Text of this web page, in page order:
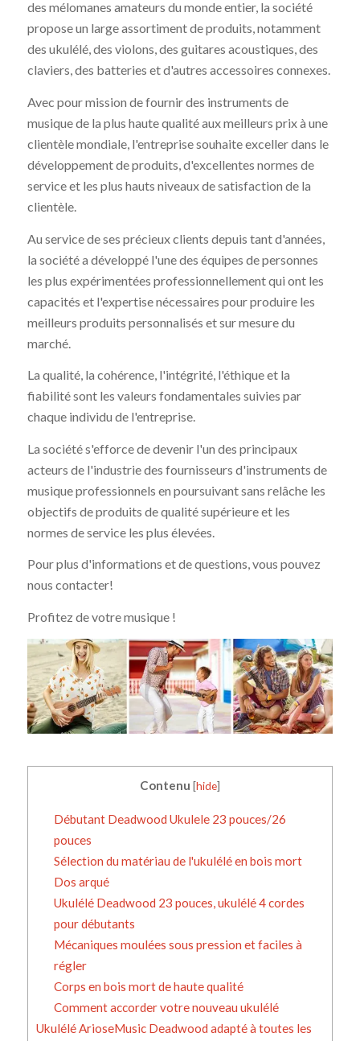
des mélomanes amateurs du monde entier, la société
propose un large assortiment de produits, notamment
des ukulélé, des violons, des guitares acoustiques, des
claviers, des batteries et d'autres accessoires connexes.
Avec pour mission de fournir des instruments de
musique de la plus haute qualité aux meilleurs prix à une
clientèle mondiale, l'entreprise souhaite exceller dans le
développement de produits, d'excellentes normes de
service et les plus hauts niveaux de satisfaction de la
clientèle.
Au service de ses précieux clients depuis tant d'années,
la société a développé l'une des équipes de personnes
les plus expérimentées professionnellement qui ont les
capacités et l'expertise nécessaires pour produire les
meilleurs produits personnalisés et sur mesure du
marché.
La qualité, la cohérence, l'intégrité, l'éthique et la
fiabilité sont les valeurs fondamentales suivies par
chaque individu de l'entreprise.
La société s'efforce de devenir l'un des principaux
acteurs de l'industrie des fournisseurs d'instruments de
musique professionnels en poursuivant sans relâche les
objectifs de produits de qualité supérieure et les
normes de service les plus élevées.
Pour plus d'informations et de questions, vous pouvez
nous contacter!
Profitez de votre musique !
Contenu [hide]
Débutant Deadwood Ukulele 23 pouces/26
pouces
Sélection du matériau de l'ukulélé en bois mort
Dos arqué
Ukulélé Deadwood 23 pouces, ukulélé 4 cordes
pour débutants
Mécaniques moulées sous pression et faciles à
régler
Corps en bois mort de haute qualité
Comment accorder votre nouveau ukulélé
Ukulélé ArioseMusic Deadwood adapté à toutes les